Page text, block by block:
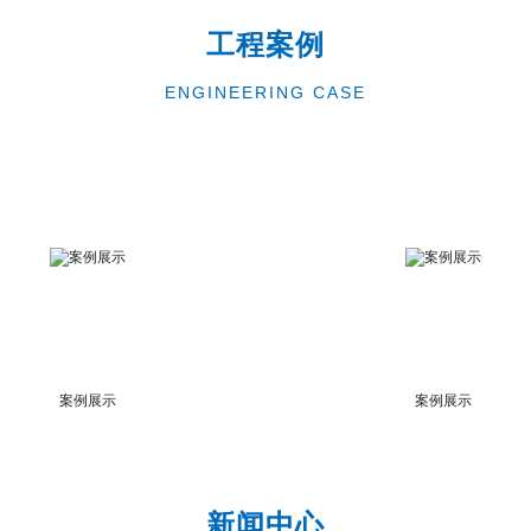
工程案例
ENGINEERING CASE
案例展示 案例展示
新闻中心